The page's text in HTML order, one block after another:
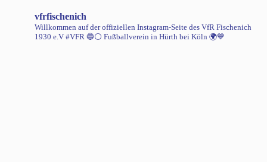
vfrfischenich
Willkommen auf der offiziellen Instagram-Seite des VfR Fischenich
1930 e.V #VFR 🔵⚪️ Fußballverein in Hürth bei Köln 🌍💙